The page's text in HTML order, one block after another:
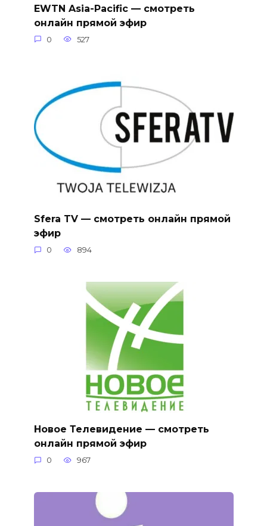
EWTN Asia-Pacific — смотреть
онлайн прямой эфир
0 527
Sfera TV — смотреть онлайн прямой
эфир
0 894
Новое Телевидение — смотреть
онлайн прямой эфир
0 967